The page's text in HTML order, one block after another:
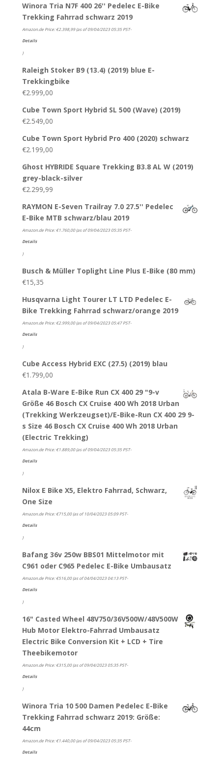
Winora Tria N7F 400 26'' Pedelec E-Bike
Trekking Fahrrad schwarz 2019
Amazon.de Price:€2.398,99(as of 09/04/2023 05:35 PST-
Details
)
Raleigh Stoker B9 (13.4) (2019) blue E-
Trekkingbike
€2.999,00
Cube Town Sport Hybrid SL 500 (Wave) (2019)
€2.549,00
Cube Town Sport Hybrid Pro 400 (2020) schwarz
€2.199,00
Ghost HYBRIDE Square Trekking B3.8 AL W (2019)
grey-black-silver
€2.299,99
RAYMON E-Seven Trailray 7.0 27.5'' Pedelec
E-Bike MTB schwarz/blau 2019
Amazon.de Price:€1.760,00(as of 09/04/2023 05:35 PST-
Details
)
Busch & Müller Toplight Line Plus E-Bike (80 mm)
€15,35
Husqvarna Light Tourer LT LTD Pedelec E-
Bike Trekking Fahrrad schwarz/orange 2019
Amazon.de Price:€2.999,00(as of 09/04/2023 05:47 PST-
Details
)
Cube Access Hybrid EXC (27.5) (2019) blau
€1.799,00
Atala B-Ware E-Bike Run CX 400 29 "9-v
Größe 46 Bosch CX Cruise 400 Wh 2018 Urban
(Trekking Werkzeugset)/E-Bike-Run CX 400 29 9-
s Size 46 Bosch CX Cruise 400 Wh 2018 Urban
(Electric Trekking)
Amazon.de Price:€1.889,00(as of 09/04/2023 05:35 PST-
Details
)
Nilox E Bike X5, Elektro Fahrrad, Schwarz,
One Size
Amazon.de Price:€715,00(as of 10/04/2023 05:09 PST-
Details
)
Bafang 36v 250w BBS01 Mittelmotor mit
C961 oder C965 Pedelec E-Bike Umbausatz
Amazon.de Price:€516,00(as of 04/04/2023 04:13 PST-
Details
)
16" Casted Wheel 48V750/36V500W/48V500W
Hub Motor Elektro-Fahrrad Umbausatz
Electric Bike Conversion Kit + LCD + Tire
Theebikemotor
Amazon.de Price:€315,00(as of 09/04/2023 05:35 PST-
Details
)
Winora Tria 10 500 Damen Pedelec E-Bike
Trekking Fahrrad schwarz 2019: Größe:
44cm
Amazon.de Price:€1.440,00(as of 09/04/2023 05:35 PST-
Details